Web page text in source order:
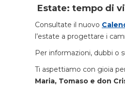
Estate: tempo di
Consultate il nuovo
l’estate a progettare i
Per informazioni, dubbi o
Ti aspettiamo con gioia
Maria, Tomaso e don